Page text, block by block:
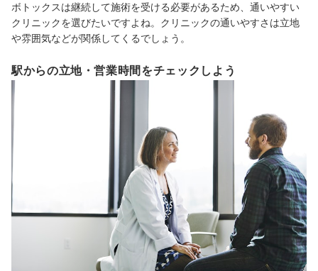
ボトックスは継続して施術を受ける必要があるため、通いやすい
クリニックを選びたいですよね。クリニックの通いやすさは立地
や雰囲気などが関係してくるでしょう。
駅からの立地・営業時間をチェックしよう